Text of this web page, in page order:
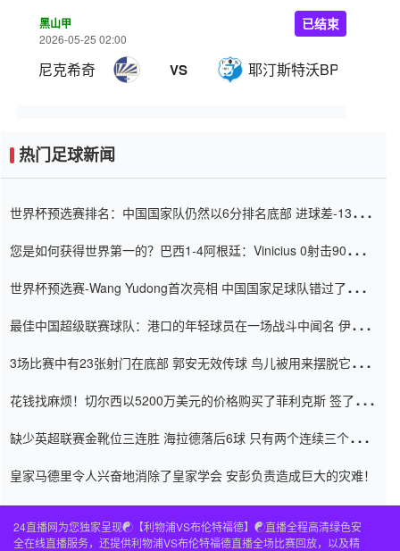
黑山甲
2026-05-25 02:00
尼克希奇 VS 耶汀斯特沃BP
已结束
热门足球新闻
世界杯预选赛排名：中国国家队仍然以6分排名底部 进球差-13令人
您是如何获得世界第一的？巴西1-4阿根廷：Vinicius 0射击90分钟
世界杯预选赛-Wang Yudong首次亮相 中国国家足球队错过了世界
最佳中国超级联赛球队：港口的年轻球员在一场战斗中闻名 伊万放
3场比赛中有23张射门在底部 郭安无效传球 鸟儿被用来摆脱它
花钱找麻烦！切尔西以5200万美元的价格购买了菲利克斯 签了7年
缺少英超联赛金靴位三连胜 海拉德落后6球 只有两个连续三个连续
皇家马德里令人兴奋地消除了皇家学会 安彭负责造成巨大的灾难！
24直播网为您独家呈现☯️【利物浦VS布伦特福德】☯️直播全程高清绿色安
全在线直播服务，还提供利物浦VS布伦特福德直播全场比赛回放，以及精